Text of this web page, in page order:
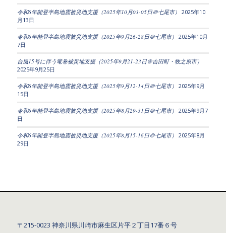
令和6年能登半島地震被災地支援（2025年10月03-05日＠七尾市） 2025年10
月13日
令和6年能登半島地震被災地支援（2025年9月26-28日＠七尾市） 2025年10月
7日
台風15号に伴う竜巻被災地支援（2025年9月21-23日＠吉田町・牧之原市）
2025年9月25日
令和6年能登半島地震被災地支援（2025年9月12-14日＠七尾市） 2025年9月
15日
令和6年能登半島地震被災地支援（2025年8月29-31日＠七尾市） 2025年9月7
日
令和6年能登半島地震被災地支援（2025年8月15-16日＠七尾市） 2025年8月
29日
〒215-0023 神奈川県川崎市麻生区片平２丁目17番６号